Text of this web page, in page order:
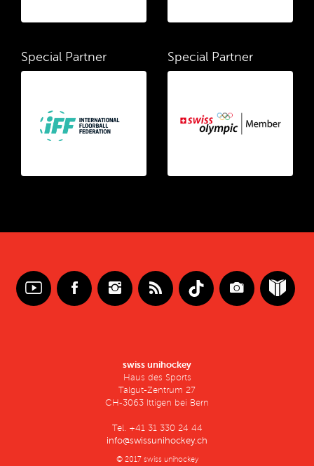
Special Partner Special Partner
swiss unihockey
Haus des Sports
Talgut-Zentrum 27
CH-3063 Ittigen bei Bern
Tel. +41 31 330 24 44
info@swissunihockey.ch
© 2017 swiss unihockey